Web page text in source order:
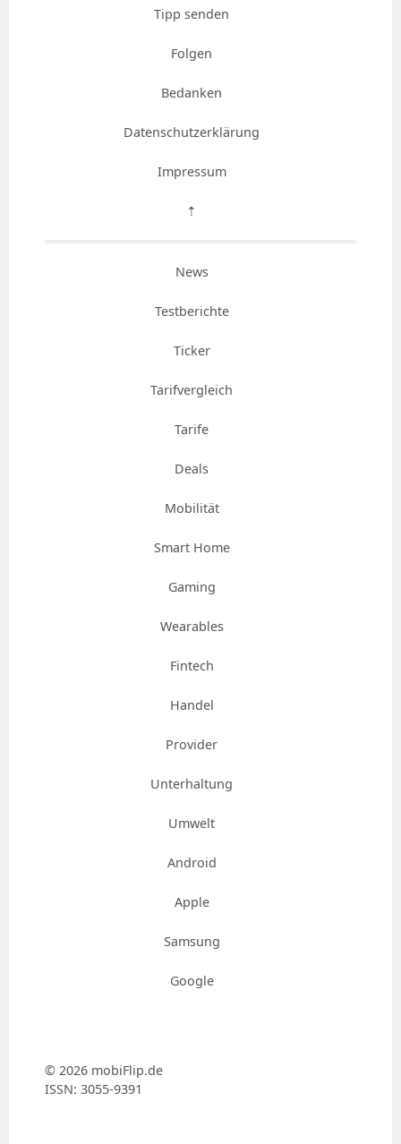
Tipp senden
Folgen
Bedanken
Datenschutzerklärung
Impressum
⇡
News
Testberichte
Ticker
Tarifvergleich
Tarife
Deals
Mobilität
Smart Home
Gaming
Wearables
Fintech
Handel
Provider
Unterhaltung
Umwelt
Android
Apple
Samsung
Google
© 2026 mobiFlip.de
ISSN: 3055-9391